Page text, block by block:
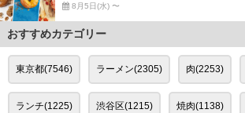
8月5日(水) 〜
おすすめカテゴリー
東京都(7546) ラーメン(2305) 肉(2253)
ランチ(1225) 渋谷区(1215) 焼肉(1138)